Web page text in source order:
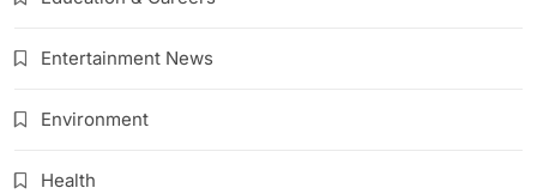
Entertainment News
Environment
Health